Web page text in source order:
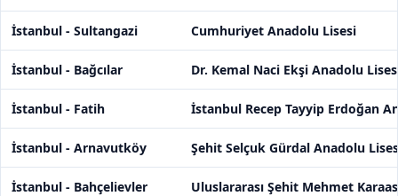
İstanbul - Sultangazi Cumhuriyet Anadolu Lisesi
İstanbul - Bağcılar Dr. Kemal Naci Ekşi Anadolu
İstanbul - Fatih İstanbul Recep Tayyip Erdoğan
İstanbul - Arnavutköy Şehit Selçuk Gürdal Anadolu
İstanbul - Bahçelievler Uluslararası Şehit Mehmet